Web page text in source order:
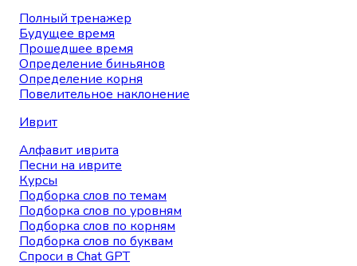
Полный тренажер
Будущее время
Прошедшее время
Определение биньянов
Определение корня
Повелительное наклонение
Иврит
Алфавит иврита
Песни на иврите
Курсы
Подборка слов по темам
Подборка слов по уровням
Подборка слов по корням
Подборка слов по буквам
Спроси в Chat GPT